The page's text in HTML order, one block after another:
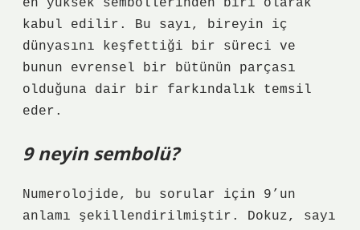
en yüksek sembollerinden biri olarak
kabul edilir. Bu sayı, bireyin iç
dünyasını keşfettiği bir süreci ve
bunun evrensel bir bütünün parçası
olduğuna dair bir farkındalık temsil
eder.
9 neyin sembolü?
Numerolojide, bu sorular için 9’un
anlamı şekillendirilmiştir. Dokuz, sayı